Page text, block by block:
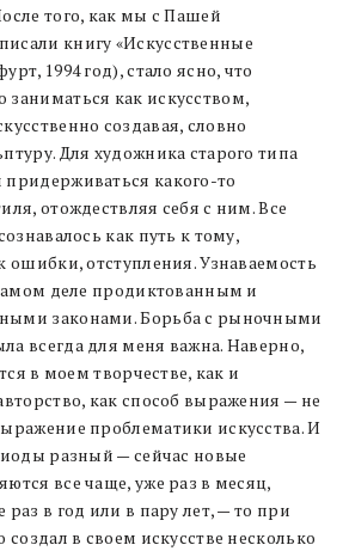
того, как мы с Пашей
книгу «Искусственные
1994 год), стало ясно, что
как искусством,
создавая, словно
Для художника старого типа
какого-то
отождествляя себя с ним. Все
как путь к тому,
ошибки, отступления. Узнаваемость
деле продиктованным и
законами. Борьба с рыночными
всегда для меня важна. Наверно,
в моем творчестве, как и
как способ выражения — не
проблематики искусства. И
разный — сейчас новые
все чаще, уже раз в месяц,
в год или в пару лет, — то при
создал в своем искусстве несколько